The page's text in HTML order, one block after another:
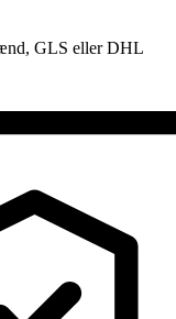
GLS eller DHL